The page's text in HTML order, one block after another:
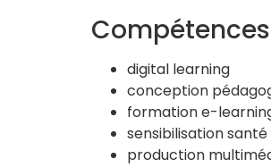
digital learning
conception
formation e-
sensibilisation santé
production